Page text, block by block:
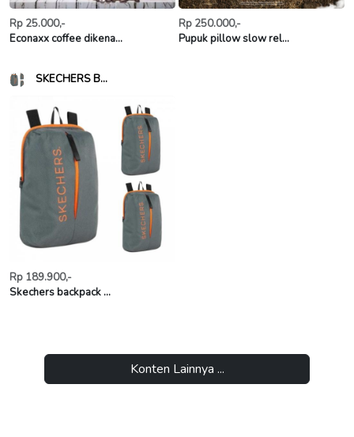
Rp 25.000,-
Econaxx coffee dikena...
Rp 250.000,-
Pupuk pillow slow rel...
SKECHERS B...
Rp 189.900,-
Skechers backpack ...
Konten Lainnya ...